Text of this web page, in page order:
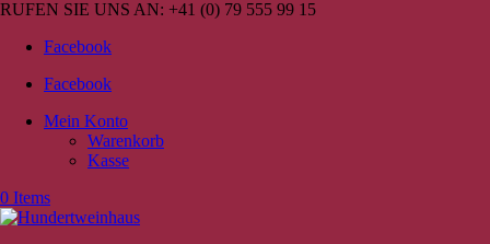
RUFEN SIE UNS AN: +41 (0) 79 555 99 15
Facebook
Facebook
Mein Konto
Warenkorb
Kasse
0 Items